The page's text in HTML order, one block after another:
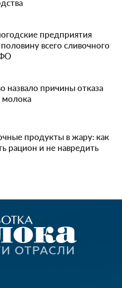
предприятия
всего сливочного
назвало причины отказа
молока
продукты в жару: как
рацион и не навредить